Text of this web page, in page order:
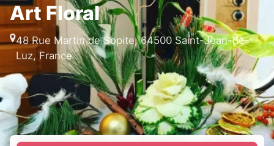
Art Floral
48 Rue Martin de Sopite, 64500 Saint-Jean-de-
Luz, France